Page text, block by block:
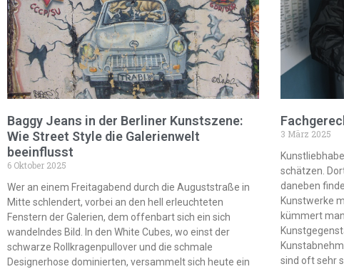
Baggy Jeans in der Berliner Kunstszene:
Wie Street Style die Galerienwelt
beeinflusst
6 Oktober 2025
Wer an einem Freitagabend durch die Auguststraße in
Mitte schlendert, vorbei an den hell erleuchteten
Fenstern der Galerien, dem offenbart sich ein sich
wandelndes Bild. In den White Cubes, wo einst der
schwarze Rollkragenpullover und die schmale
Designerhose dominierten, versammelt sich heute ein
3 März 2025
schätzen.
daneben
Kunstwerke
kümmert
sind oft sehr